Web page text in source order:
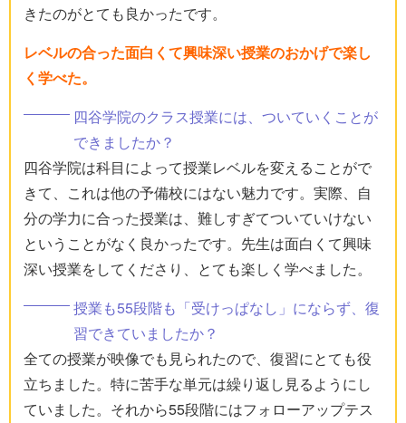
きたのがとても良かったです。
レベルの合った面白くて興味深い授業のおかげで楽し
く学べた。
四谷学院のクラス授業には、ついていくことが
できましたか？
四谷学院は科目によって授業レベルを変えることがで
きて、これは他の予備校にはない魅力です。実際、自
分の学力に合った授業は、難しすぎてついていけない
ということがなく良かったです。先生は面白くて興味
深い授業をしてくださり、とても楽しく学べました。
授業も55段階も「受けっぱなし」にならず、復
習できていましたか？
全ての授業が映像でも見られたので、復習にとても役
立ちました。特に苦手な単元は繰り返し見るようにし
ていました。それから55段階にはフォローアップテス